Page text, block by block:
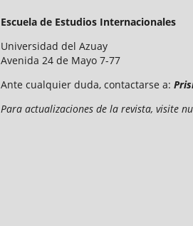
Escuela de Estudios Internacionales
Universidad del Azuay
Avenida 24 de Mayo 7-77
Ante cualquier duda, contactarse a:
Para actualizaciones de la revista, visite